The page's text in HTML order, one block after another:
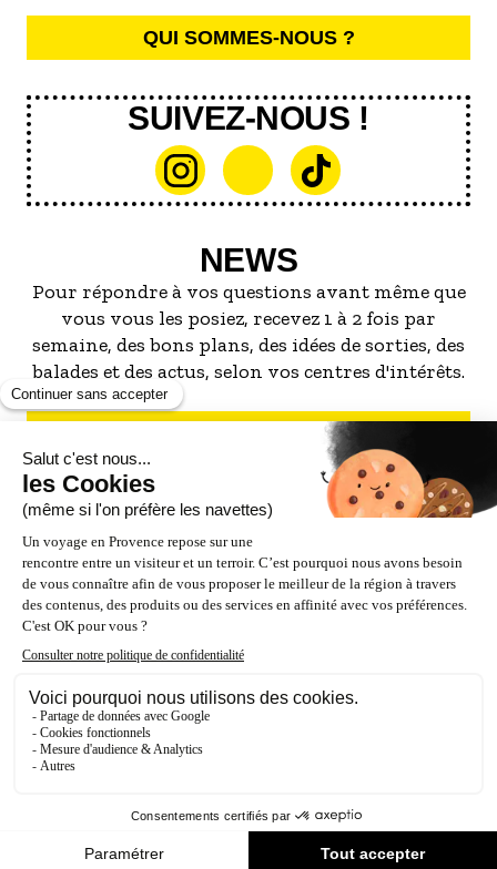
QUI SOMMES-NOUS ?
SUIVEZ-NOUS !
NEWS
Pour répondre à vos questions avant même que
vous vous les posiez, recevez 1 à 2 fois par
semaine, des bons plans, des idées de sorties, des
balades et des actus, selon vos centres d'intérêts.
S'INSCRIRE À LA NEWSLETTER
NOS PARTENAIRES
ESPACE PRO / PRESSE
Accessibilité : Partiellement conforme (87%)
Politique de confidentialité